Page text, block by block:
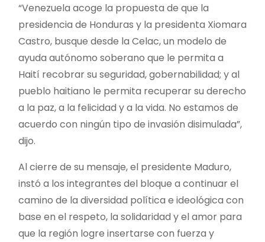
“Venezuela acoge la propuesta de que la
presidencia de Honduras y la presidenta Xiomara
Castro, busque desde la Celac, un modelo de
ayuda autónomo soberano que le permita a
Haití recobrar su seguridad, gobernabilidad; y al
pueblo haitiano le permita recuperar su derecho
a la paz, a la felicidad y a la vida. No estamos de
acuerdo con ningún tipo de invasión disimulada”,
dijo.
Al cierre de su mensaje, el presidente Maduro,
instó a los integrantes del bloque a continuar el
camino de la diversidad política e ideológica con
base en el respeto, la solidaridad y el amor para
que la región logre insertarse con fuerza y